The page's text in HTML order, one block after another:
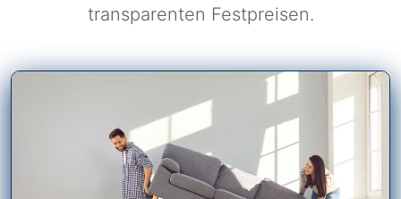
transparenten Festpreisen.